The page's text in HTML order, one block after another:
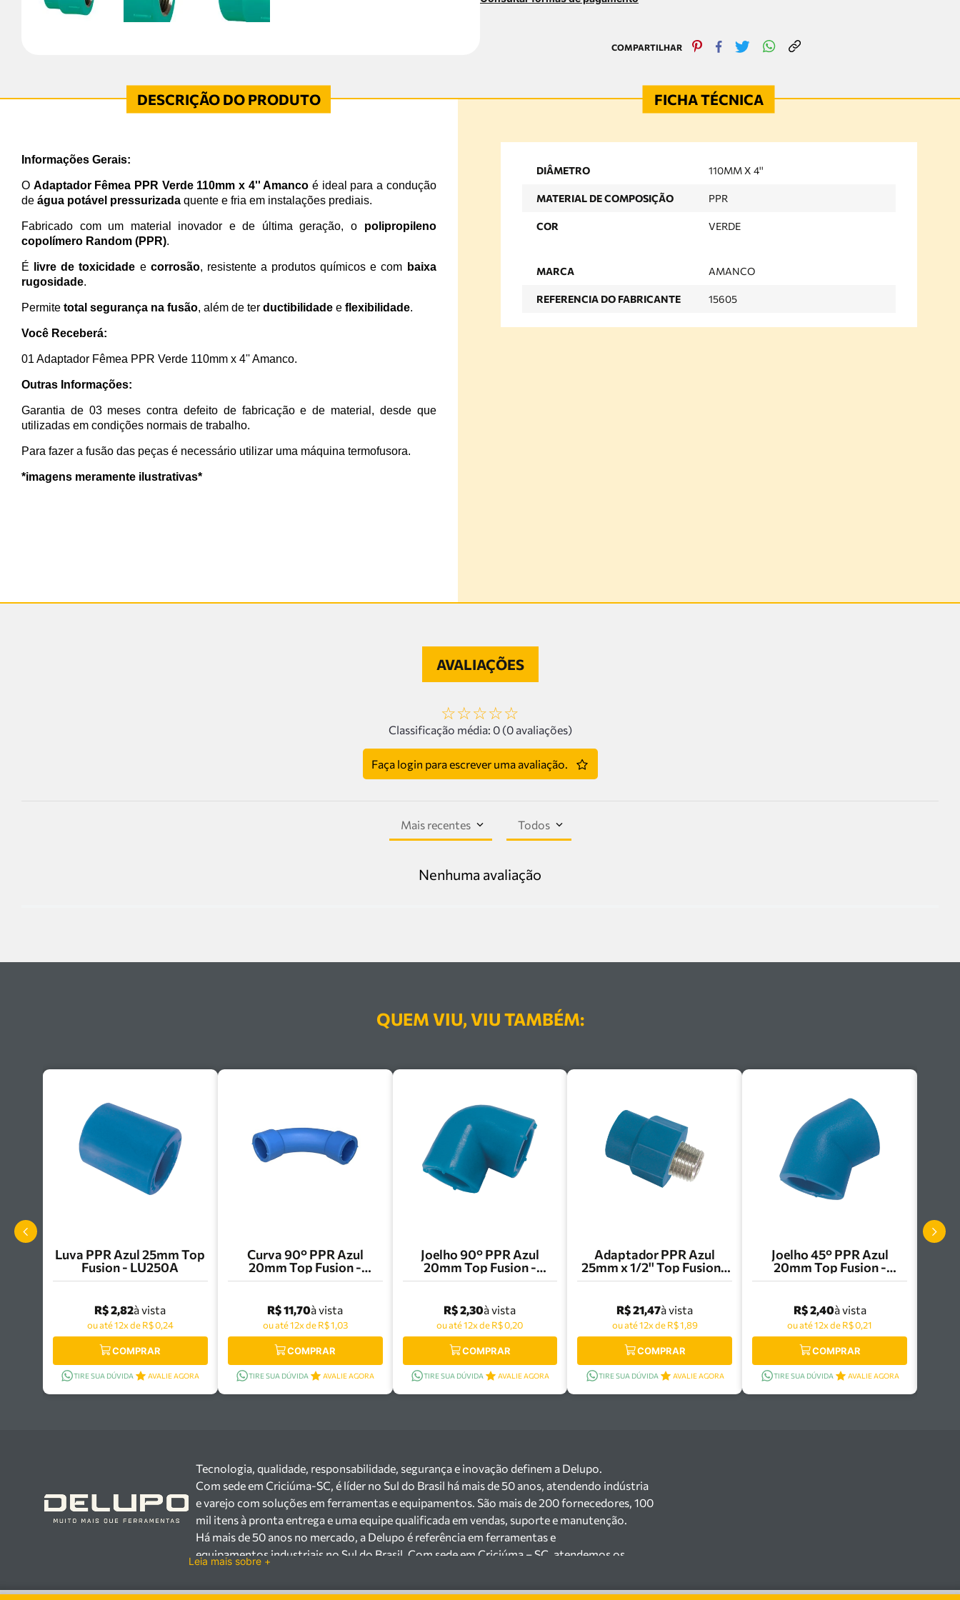
Informações Gerais:
O Adaptador Fêmea PPR Verde 110mm x 4'' Amanco é ideal para a condução
de água potável pressurizada quente e fria em instalações prediais.
Fabricado com um material inovador e de última geração, o polipropileno
copolímero Random (PPR).
É livre de toxicidade e corrosão, resistente a produtos químicos e com baixa
rugosidade.
Permite total segurança na fusão, além de ter ductibilidade e flexibilidade.
Você Receberá:
01 Adaptador Fêmea PPR Verde 110mm x 4'' Amanco.
Outras Informações:
Garantia de 03 meses contra defeito de fabricação e de material, desde que
utilizadas em condições normais de trabalho.
Para fazer a fusão das peças é necessário utilizar uma máquina termofusora.
*imagens meramente ilustrativas*
DIÂMETRO 110MM X 4''
MATERIAL DE COMPOSIÇÃO PPR
COR VERDE
MARCA AMANCO
REFERENCIA DO FABRICANTE 15605
AVALIAÇÕES
☆☆☆☆☆
Classificação média: 0 (0 avaliações)
Faça login para escrever uma avaliação.
Mais recentes Todos
Nenhuma avaliação
QUEM VIU, VIU TAMBÉM:
Luva PPR Azul 25mm Top
Fusion - LU250A
R$ 2,82à vista
ou até 12x de R$ 0,24
COMPRAR
TIRE SUA DÚVIDA AVALIE AGORA
Curva 90° PPR Azul
20mm Top Fusion -
CC200A
R$ 11,70à vista
ou até 12x de R$ 1,03
COMPRAR
TIRE SUA DÚVIDA AVALIE AGORA
Joelho 90° PPR Azul
20mm Top Fusion -
JO200A
R$ 2,30à vista
ou até 12x de R$ 0,20
COMPRAR
TIRE SUA DÚVIDA AVALIE AGORA
Adaptador PPR Azul
25mm x 1/2'' Top Fusion -
AD25120A
R$ 21,47à vista
ou até 12x de R$ 1,89
COMPRAR
TIRE SUA DÚVIDA AVALIE AGORA
Joelho 45° PPR Azul
20mm Top Fusion -
J0205A
R$ 2,40à vista
ou até 12x de R$ 0,21
COMPRAR
TIRE SUA DÚVIDA AVALIE AGORA
Tecnologia, qualidade, responsabilidade, segurança e inovação definem a Delupo.
Com sede em Criciúma-SC, é líder no Sul do Brasil há mais de 50 anos, atendendo indústria
e varejo com soluções em ferramentas e equipamentos. São mais de 200 fornecedores, 100
mil itens à pronta entrega e uma equipe qualificada em vendas, suporte e manutenção.
Há mais de 50 anos no mercado, a Delupo é referência em ferramentas e
equipamentos industriais no Sul do Brasil. Com sede em Criciúma – SC, atendemos os
Trabalhamos com mais de 200 fornecedores parceiros e um estoque com mais de
Leia mais sobre +